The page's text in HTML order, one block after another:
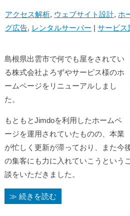
アクセス解析, ウェブサイト設計, ホ
グ広告, レンタルサーバー |サービス
島根県出雲市で何でも屋をされてい
る株式会社よろずやサービス様のホ
ームページをリニューアルしまし
た。
もともとJimdoを利用したホームペ
ージを運用されていたものの、本業
が忙しく更新が滞っており、また今
の集客にも力に入れていこうという
談をいただきました。
≫ 続きを読む